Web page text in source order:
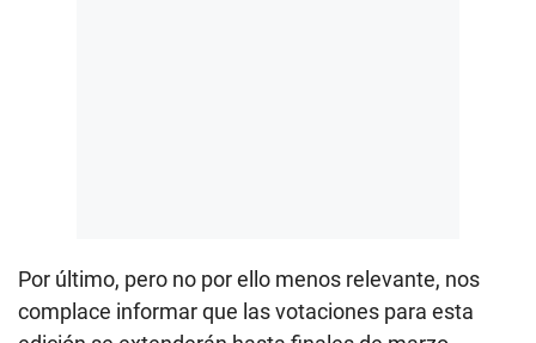
Por último, pero no por ello menos relevante, nos
complace informar que las votaciones para esta